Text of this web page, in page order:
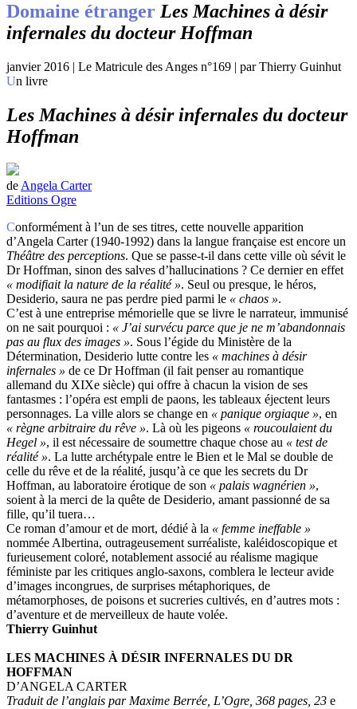
Domaine étranger Les Machines à désir
infernales du docteur Hoffman
janvier 2016 | Le Matricule des Anges n°169 | par Thierry Guinhut
Un livre
Les Machines à désir infernales du docteur
Hoffman
deAngela Carter
Editions Ogre
Conformément à l’un de ses titres, cette nouvelle apparition
d’Angela Carter (1940-1992) dans la langue française est encore un
Théâtre des perceptions. Que se passe-t-il dans cette ville où sévit le
Dr Hoffman, sinon des salves d’hallucinations ? Ce dernier en effet
« modifiait la nature de la réalité ». Seul ou presque, le héros,
Desiderio, saura ne pas perdre pied parmi le « chaos ».
C’est à une entreprise mémorielle que se livre le narrateur, immunisé
on ne sait pourquoi : « J’ai survécu parce que je ne m’abandonnais
pas au flux des images ». Sous l’égide du Ministère de la
Détermination, Desiderio lutte contre les « machines à désir
infernales » de ce Dr Hoffman (il fait penser au romantique
allemand du XIXe siècle) qui offre à chacun la vision de ses
fantasmes : l’opéra est empli de paons, les tableaux éjectent leurs
personnages. La ville alors se change en « panique orgiaque », en
« règne arbitraire du rêve ». Là où les pigeons « roucoulaient du
Hegel », il est nécessaire de soumettre chaque chose au « test de
réalité ». La lutte archétypale entre le Bien et le Mal se double de
celle du rêve et de la réalité, jusqu’à ce que les secrets du Dr
Hoffman, au laboratoire érotique de son « palais wagnérien »,
soient à la merci de la quête de Desiderio, amant passionné de sa
fille, qu’il tuera…
Ce roman d’amour et de mort, dédié à la « femme ineffable »
nommée Albertina, outrageusement surréaliste, kaléidoscopique et
furieusement coloré, notablement associé au réalisme magique
féministe par les critiques anglo-saxons, comblera le lecteur avide
d’images incongrues, de surprises métaphoriques, de
métamorphoses, de poisons et sucreries cultivés, en d’autres mots :
d’aventure et de merveilleux de haute volée.
Thierry Guinhut
LES MACHINES À DÉSIR INFERNALES DU DR
HOFFMAN
D’ANGELA CARTER
Traduit de l’anglais par Maxime Berrée, L’Ogre, 368 pages, 23 e